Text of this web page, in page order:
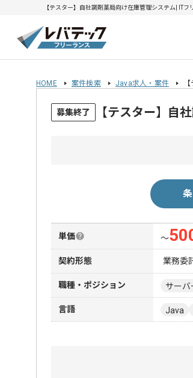
【テスター】自社調剤薬局向け在庫管理システム| IT
HOME 案件検索 Java求人・案件
募集終了 【テスター】自
単価 〜
契約形態 業務委
職種・ポジション サーバ
言語 Java